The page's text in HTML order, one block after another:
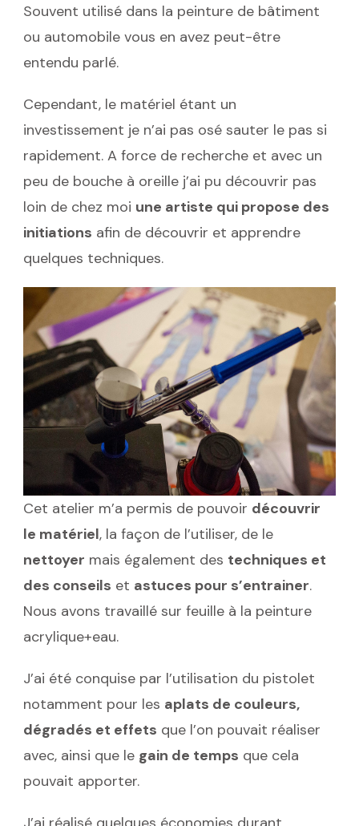
Souvent utilisé dans la peinture de bâtiment
ou automobile vous en avez peut-être
entendu parlé.
Cependant, le matériel étant un
investissement je n’ai pas osé sauter le pas si
rapidement. A force de recherche et avec un
peu de bouche à oreille j’ai pu découvrir pas
loin de chez moi une artiste qui propose des
initiations afin de découvrir et apprendre
quelques techniques.
Cet atelier m’a permis de pouvoir découvrir
le matériel, la façon de l’utiliser, de le
nettoyer mais également des techniques et
des conseils et astuces pour s’entrainer.
Nous avons travaillé sur feuille à la peinture
acrylique+eau.
J’ai été conquise par l’utilisation du pistolet
notamment pour les aplats de couleurs,
dégradés et effets que l’on pouvait réaliser
avec, ainsi que le gain de temps que cela
pouvait apporter.